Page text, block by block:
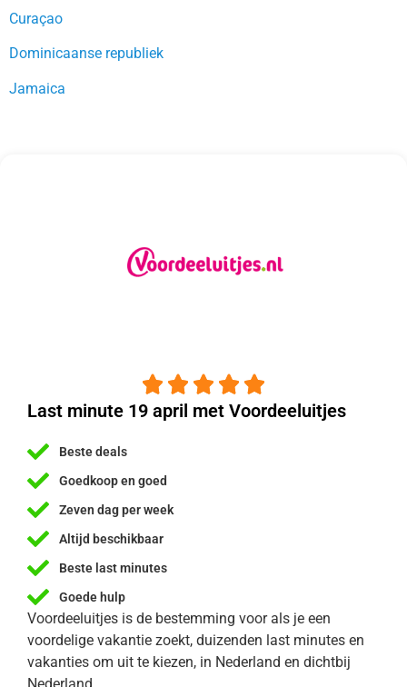
Curaçao
Dominicaanse republiek
Jamaica
    
Last minute 19 april met Voordeeluitjes
Beste deals
Goedkoop en goed
Zeven dag per week
Altijd beschikbaar
Beste last minutes
Goede hulp
Voordeeluitjes is de bestemming voor als je een
voordelige vakantie zoekt, duizenden last minutes en
vakanties om uit te kiezen, in Nederland en dichtbij